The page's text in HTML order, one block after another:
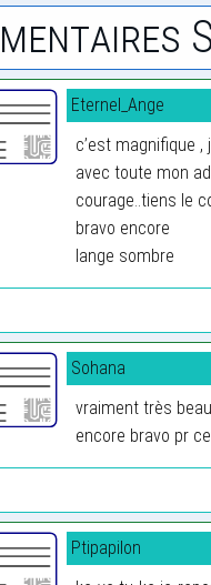
Eternel_Ange
c’est magnifique ,
avec toute mon
courage..tiens le
bravo encore
lange sombre
Sohana
vraiment très
encore bravo pr
Ptipapilon